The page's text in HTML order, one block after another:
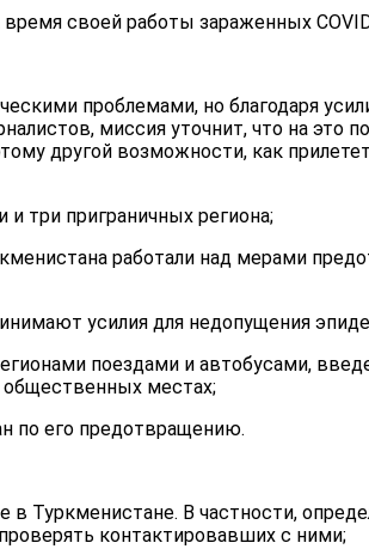
своей работы зараженных
проблемами, но благодаря
миссия уточнит, что на это
другой возможности, как
три приграничных региона;
работали над мерами
усилия для недопущения
поездами и автобусами,
местах;
по его предотвращению.
Туркменистане. В частности,
контактировавших с ними;